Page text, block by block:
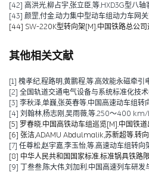
[42] 高洪光,柳占宇,张立臣,等.HXD3G型八
[43] 颜罡,付金.动力集中型动车组动力车网
[44] SW-220K型转向架[M].中国铁路总公
其他相关文献
[1] 槐孝纪,程路明,黄鹏程,等.高效能永磁牵
[2] 全国轨道交通电气设备与系统标准化技
[3] 李秋泽,单巍,张英春等.中国高速动车组
[4] 刘翰林,杨志刚,吴雨薇,等.250～400
[5] 罗春晓.中国高铁动车组巡览[M].中国铁道
[6] 张洁,ADAMU Abdulmalik,苏新超等.转
[7] 任尊松,赵宇嘉,李玉怡,等.高速动车组转
[8] 中华人民共和国国家标准.标准锅具铁路
[9] 丁叁叁,陈大伟,刘加利.中国高速列车研